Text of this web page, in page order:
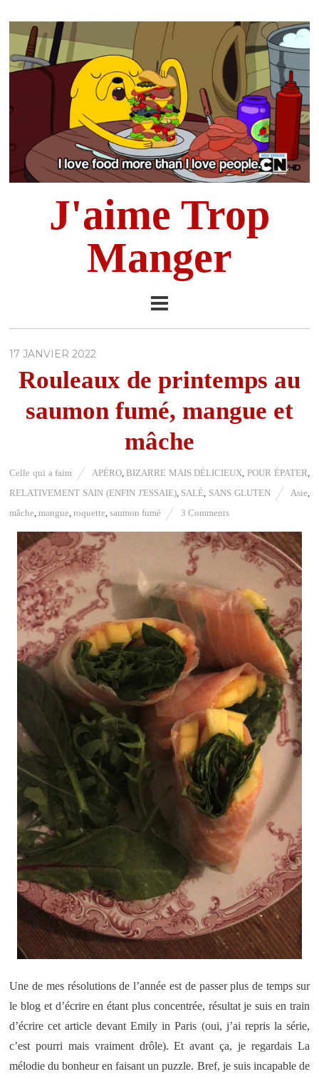
J'aime Trop
Manger
17 JANVIER 2022
Rouleaux de printemps au
saumon fumé, mangue et
mâche
Celle qui a faim APÉRO,BIZARRE MAIS DÉLICIEUX ,POUR ÉPATER
RELATIVEMENT SAIN (ENFIN J'ESSAIE), SALÉ SANS GLUTEN Asie
mâche ,mangue ,roquette ,saumon fumé 3 Comments
Une de mes résolutions de l’année est de passer plus de temps sur
le blog et d’écrire en étant plus concentrée, résultat je suis en train
d’écrire cet article devant Emily in Paris (oui, j’ai repris la série,
c’est pourri mais vraiment drôle). Et avant ça, je regardais La
mélodie du bonheur en faisant un puzzle. Bref, je suis incapable de